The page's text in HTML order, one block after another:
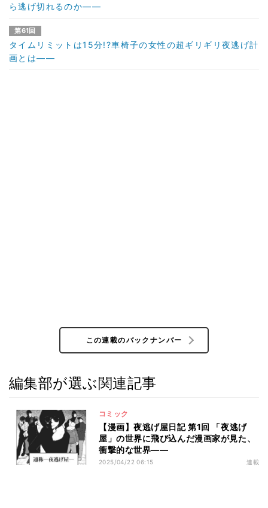
ら逃げ切れるのか――
第61回
タイムリミットは15分!?車椅子の女性の超ギリギリ夜逃げ計
画とは――
この連載のバックナンバー
編集部が選ぶ関連記事
コミック
【漫画】夜逃げ屋日記 第1回 「夜逃げ
屋」の世界に飛び込んだ漫画家が見た、
衝撃的な世界――
2025/04/22 06:15 連載